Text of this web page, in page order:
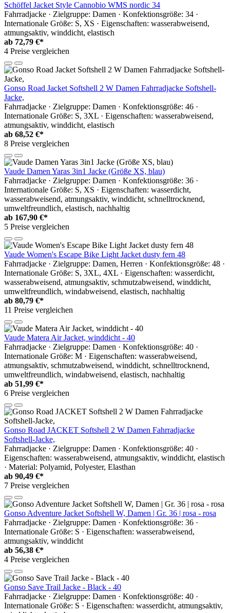
Schöffel Jacket Style Cannobio WMS nordic 34
Fahrradjacke · Zielgruppe: Damen · Konfektionsgröße: 34 ·
Internationale Größe: S, XS · Eigenschaften: wasserabweisend,
atmungsaktiv, winddicht, elastisch
ab 72,79 €*
4 Preise vergleichen
Gonso Road Jacket Softshell 2 W Damen Fahrradjacke Softshell-
Jacke,
Fahrradjacke · Zielgruppe: Damen · Konfektionsgröße: 46 ·
Internationale Größe: S, 3XL · Eigenschaften: wasserabweisend,
atmungsaktiv, winddicht, elastisch
ab 68,52 €*
8 Preise vergleichen
Vaude Damen Yaras 3in1 Jacke (Größe XS, blau)
Fahrradjacke · Zielgruppe: Damen · Konfektionsgröße: 36 ·
Internationale Größe: S, XS · Eigenschaften: wasserdicht,
wasserabweisend, atmungsaktiv, winddicht, schnelltrocknend,
umweltfreundlich, elastisch, nachhaltig
ab 167,90 €*
5 Preise vergleichen
Vaude Women's Escape Bike Light Jacket dusty fern 48
Fahrradjacke · Zielgruppe: Damen, Herren · Konfektionsgröße: 48 ·
Internationale Größe: S, 3XL, 4XL · Eigenschaften: wasserdicht,
wasserabweisend, atmungsaktiv, schmutzabweisend, winddicht,
umweltfreundlich, windabweisend, elastisch, nachhaltig
ab 80,79 €*
11 Preise vergleichen
Vaude Matera Air Jacket, winddicht - 40
Fahrradjacke · Zielgruppe: Damen · Konfektionsgröße: 40 ·
Internationale Größe: M · Eigenschaften: wasserabweisend,
atmungsaktiv, schmutzabweisend, winddicht, schnelltrocknend,
umweltfreundlich, windabweisend, elastisch, nachhaltig
ab 51,99 €*
6 Preise vergleichen
Gonso Road JACKET Softshell 2 W Damen Fahrradjacke
Softshell-Jacke,
Fahrradjacke · Zielgruppe: Damen · Konfektionsgröße: 40 ·
Eigenschaften: wasserabweisend, atmungsaktiv, winddicht, elastisch
· Material: Polyamid, Polyester, Elasthan
ab 90,49 €*
7 Preise vergleichen
Gonso Adventure Jacket Softshell W, Damen | Gr. 36 | rosa - rosa
Fahrradjacke · Zielgruppe: Damen · Konfektionsgröße: 36 ·
Internationale Größe: S · Eigenschaften: wasserabweisend,
atmungsaktiv, winddicht
ab 56,38 €*
4 Preise vergleichen
Gonso Save Trail Jacke - Black - 40
Fahrradjacke · Zielgruppe: Damen · Konfektionsgröße: 40 ·
Internationale Größe: S · Eigenschaften: wasserdicht, atmungsaktiv,